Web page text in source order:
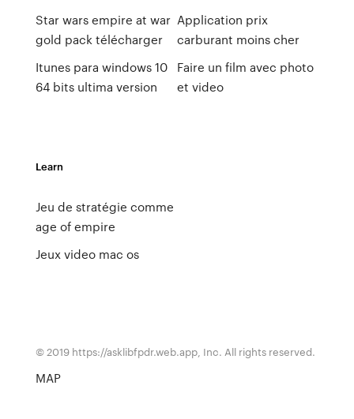
Star wars empire at war
gold pack télécharger
Itunes para windows 10
64 bits ultima version
Application prix
carburant moins cher
Faire un film avec photo
et video
Learn
Jeu de stratégie comme
age of empire
Jeux video mac os
© 2019 https://asklibfpdr.web.app, Inc. All rights reserved.
MAP